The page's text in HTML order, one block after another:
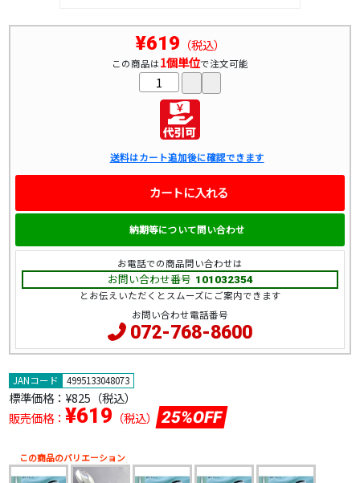
JANコード 4995133048073
標準価格： ¥825（税込）
販売価格： ¥619 （税込） 25%OFF
この商品のバリエーション
¥619 （税込）
この商品は1個単位で注文可能
送料はカート追加後に確認できます
カートに入れる
納期等について問い合わせ
お電話での商品問い合わせは
お問い合わせ番号 101032354
とお伝えいただくとスムーズにご案内できます
お問い合わせ電話番号
072-768-8600